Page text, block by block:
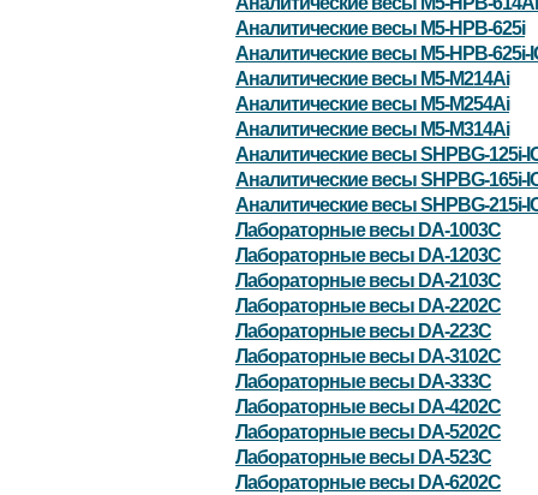
Аналитические весы M5-HPB-625i
Аналитические весы M5-HPB-625i-
Аналитические весы M5-M214Ai
Аналитические весы M5-M254Ai
Аналитические весы M5-M314Ai
Аналитические весы SHPBG-125i-
Аналитические весы SHPBG-165i-
Аналитические весы SHPBG-215i-
Лабораторные весы DA-1003C
Лабораторные весы DA-1203C
Лабораторные весы DA-2103C
Лабораторные весы DA-2202C
Лабораторные весы DA-223C
Лабораторные весы DA-3102C
Лабораторные весы DA-333C
Лабораторные весы DA-4202C
Лабораторные весы DA-5202C
Лабораторные весы DA-523C
Лабораторные весы DA-6202C